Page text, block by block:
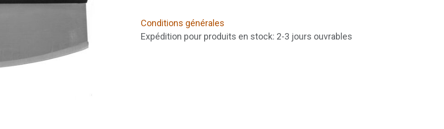
Conditions générales
Expédition pour produits en stock: 2-3 jours ouvrables